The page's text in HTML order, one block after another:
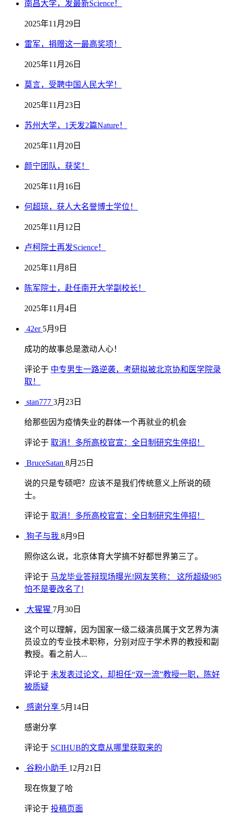
南昌大学，发最新Science！
2025年11月29日
雷军，捐赠这一最高奖项！
2025年11月26日
莫言，受聘中国人民大学！
2025年11月23日
苏州大学，1天发2篇Nature！
2025年11月20日
颜宁团队，获奖！
2025年11月16日
何超琼，获人大名誉博士学位！
2025年11月12日
卢柯院士再发Science！
2025年11月8日
陈军院士，赴任南开大学副校长！
2025年11月4日
42er 5月9日
成功的故事总是激动人心！
评论于 中专男生一路逆袭，考研拟被北京协和医学院录
取！
stan777 3月23日
给那些因为疫情失业的群体一个再就业的机会
评论于 取消！多所高校官宣：全日制研究生停招！
BruceSatan 8月25日
说的只是专硕吧？应该不是我们传统意义上所说的硕
士。
评论于 取消！多所高校官宣：全日制研究生停招！
狗子与我 8月9日
照你这么说，北京体育大学搞不好都世界第三了。
评论于 马龙毕业答辩现场曝光!网友笑称： 这所超级985
怕不是要改名了!
大猩猩 7月30日
这个可以理解，因为国家一级二级演员属于文艺界为演
员设立的专业技术职称，分别对应于学术界的教授和副
教授。看之前人...
评论于 未发表过论文，却担任“双一流”教授一职，陈好
被质疑
感谢分享 5月14日
感谢分享
评论于 SCIHUB的文章从哪里获取来的
谷粉小助手 12月21日
现在恢复了哈
评论于 投稿页面